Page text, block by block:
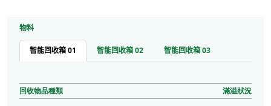
物料
智能回收箱 01 智能回收箱 02 智能回收箱 03
回收物品種類 滿溢狀況